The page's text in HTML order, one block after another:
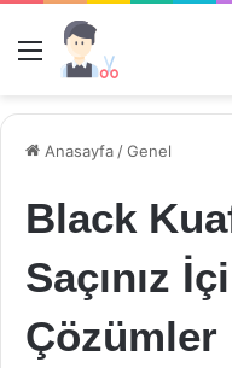
Menü
Anasayfa /Genel
Black
Saçınız
Çözümler